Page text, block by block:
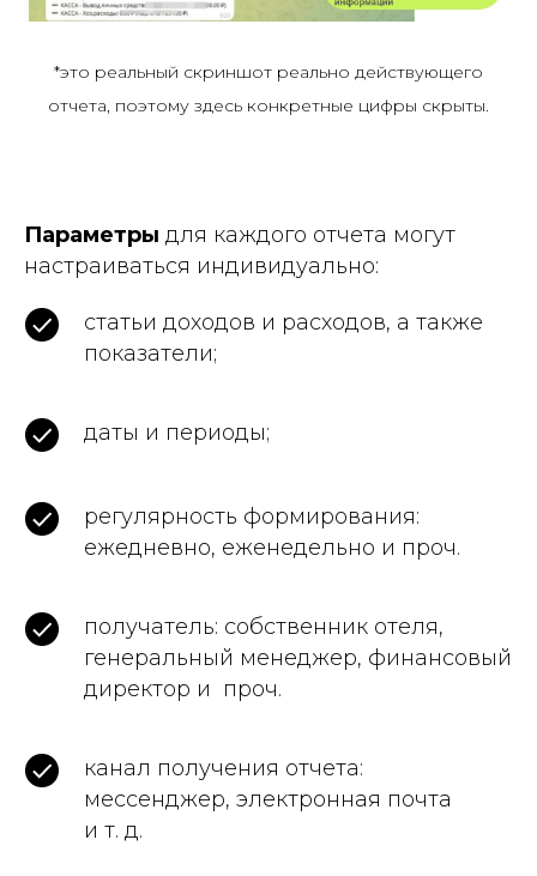
*это реальный скриншот реально действующего
отчета, поэтому здесь конкретные цифры скрыты.
Параметры для каждого отчета могут
настраиваться индивидуально:
статьи доходов и расходов, а также
показатели;
даты и периоды;
регулярность формирования:
ежедн евно, еженедельно и проч.
пол учатель: собственник отеля,
генеральный менеджер, финансовый
директор и проч.
канал получе ния отчета:
мессенджер, электронная почта
и т. д.